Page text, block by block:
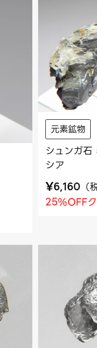
元素鉱物
シュンガ
シア
¥6,160 （
25%OFF